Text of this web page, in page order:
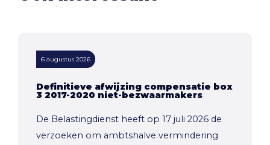
6 augustus 2026
Definitieve afwijzing compensatie box
3 2017-2020 niet-bezwaarmakers
De Belastingdienst heeft op 17 juli 2026 de
verzoeken om ambtshalve vermindering